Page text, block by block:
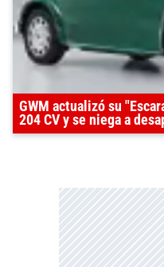
GWM actualizó su
204 CV y se niega a